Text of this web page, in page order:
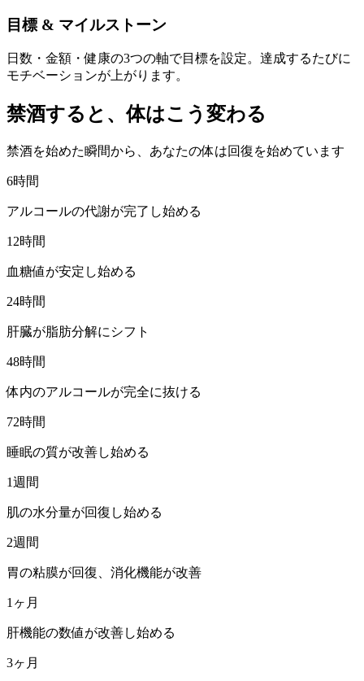
目標 & マイルストーン
日数・金額・健康の3つの軸で目標を設定。達成するたびに
モチベーションが上がります。
禁酒すると、体はこう変わる
禁酒を始めた瞬間から、あなたの体は回復を始めています
6時間
アルコールの代謝が完了し始める
12時間
血糖値が安定し始める
24時間
肝臓が脂肪分解にシフト
48時間
体内のアルコールが完全に抜ける
72時間
睡眠の質が改善し始める
1週間
肌の水分量が回復し始める
2週間
胃の粘膜が回復、消化機能が改善
1ヶ月
肝機能の数値が改善し始める
3ヶ月